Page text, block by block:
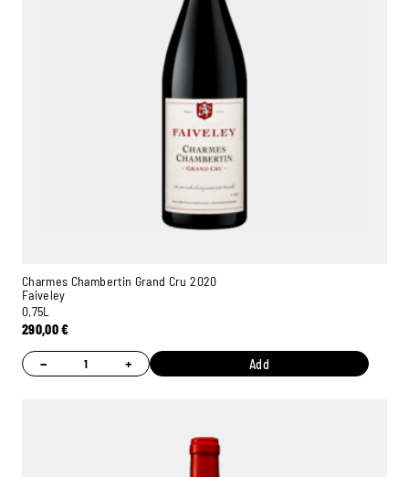
Charmes Chambertin Grand Cru 2020
Faiveley
0,75L
290,00€
− + Add